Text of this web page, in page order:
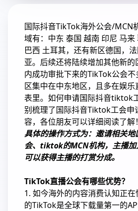
国际抖音TikTok海外公会/MCN
域有：中东 泰国 越南 印尼 马
巴西 土耳其，还有新区德国，
亚。后续还将陆续增加其他新的
内成功审批下来的TikTok公会
区集中在中东地区，且多在娱乐
表里。如何申请国际抖音tiktok
别梳理了国际抖音Tiktok工会申
容，各位朋友可以详细阅读了解！
具体的操作方式为：邀请相关
会、tiktok的MCN机构，主播
可以获得主播的打赏分成。
TikTok直播公会有哪些优势？
1. 如今海外的内容消费认知正
的TikTok是全球下载量第一的